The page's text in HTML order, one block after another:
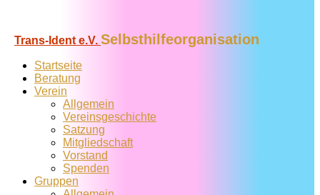
Trans-Ident e.V. Selbsthilfeorganisation
Startseite
Beratung
Verein
Allgemein
Vereins­geschichte
Satzung
Mitglied­schaft
Vorstand
Spenden
Gruppen